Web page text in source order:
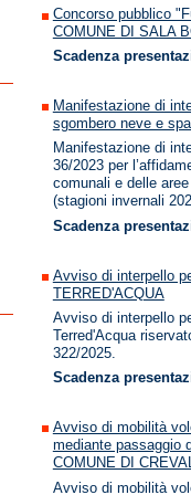
Concorso pubblico
COMUNE DI SALA
Scadenza
Manifestazione di
sgombero neve e
Manifestazione di
36/2023 per
comunali e delle
(stagioni invernali
Scadenza
Avviso di interpello
TERRED'ACQUA
Avviso di interpello
Terred'Acqua
322/2025.
Scadenza
Avviso di mobilità
mediante passaggio
COMUNE DI
Avviso di mobilità